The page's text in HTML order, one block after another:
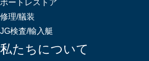
ボートレストア
修理/艤装
JG検査/輸入艇
私たちについて